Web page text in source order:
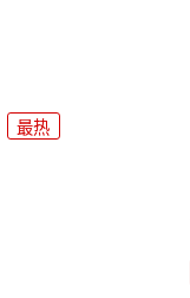
最热